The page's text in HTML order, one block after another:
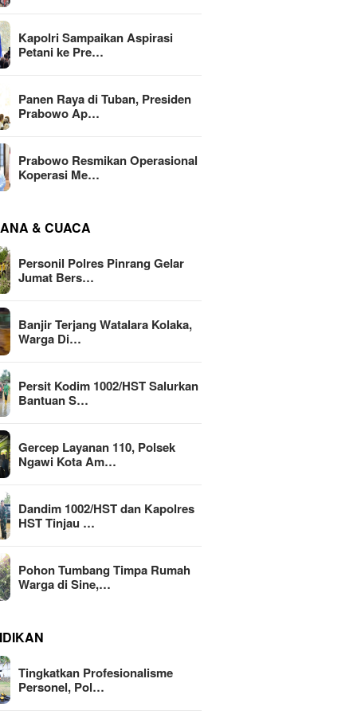
Kapolri Sampaikan Aspirasi
Petani ke Pre…
Panen Raya di Tuban, Presiden
Prabowo Ap…
Prabowo Resmikan Operasional
Koperasi Me…
& CUACA
Personil Polres Pinrang Gelar
Jumat Bers…
Banjir Terjang Watalara Kolaka,
Warga Di…
Persit Kodim 1002/HST Salurkan
Bantuan S…
Gercep Layanan 110, Polsek
Ngawi Kota Am…
Dandim 1002/HST dan Kapolres
HST Tinjau …
Pohon Tumbang Timpa Rumah
Warga di Sine,…
Tingkatkan Profesionalisme
Personel, Pol…